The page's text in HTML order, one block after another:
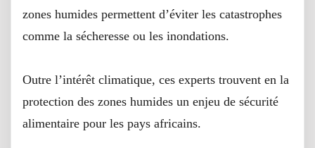
zones humides permettent d’éviter les catastrophes
comme la sécheresse ou les inondations.
Outre l’intérêt climatique, ces experts trouvent en la
protection des zones humides un enjeu de sécurité
alimentaire pour les pays africains.